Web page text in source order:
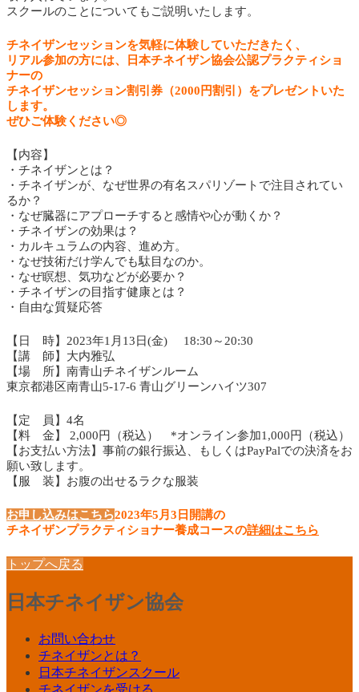
スクールのことについてもご説明いたします。
チネイザンセッションを気軽に体験していただきたく、
リアル参加の方には、日本チネイザン協会公認プラクティショ
ナーの
チネイザンセッション割引券（2000円割引）をプレゼントいた
します。
ぜひご体験ください◎
【内容】
・チネイザンとは？
・チネイザンが、なぜ世界の有名スパリゾートで注目されてい
るか？
・なぜ臓器にアプローチすると感情や心が動くか？
・チネイザンの効果は？
・カルキュラムの内容、進め方。
・なぜ技術だけ学んでも駄目なのか。
・なぜ瞑想、気功などが必要か？
・チネイザンの目指す健康とは？
・自由な質疑応答
【日 時】2023年1月13日(金) 18:30～20:30
【講 師】大内雅弘
【場 所】南青山チネイザンルーム
東京都港区南青山5-17-6 青山グリーンハイツ307
【定 員】4名
【料 金】 2,000円（税込） *オンライン参加1,000円（税込）
【お支払い方法】事前の銀行振込、もしくはPayPalでの決済をお
願い致します。
【服 装】お腹の出せるラクな服装
お申し込みはこちら2023年5月3日開講の
チネイザンプラクティショナー養成コースの詳細はこちら
トップへ戻る
日本チネイザン協会
お問い合わせ
チネイザンとは？
日本チネイザンスクール
チネイザンを受ける